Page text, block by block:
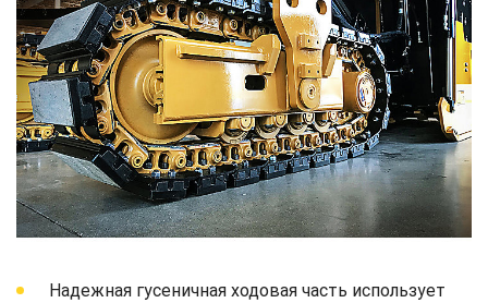
Надежная гусеничная ходовая часть использует